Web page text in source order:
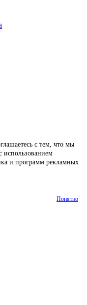
с тем, что мы
использованием
и программ рекламных
Понятно